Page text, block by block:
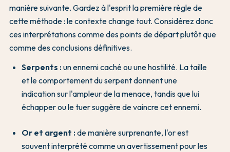
manière suivante. Gardez à l'esprit la première règle de
cette méthode : le contexte change tout. Considérez donc
ces interprétations comme des points de départ plutôt que
comme des conclusions définitives.
Serpents :un ennemi caché ou une hostilité. La taille
et le comportement du serpent donnent une
indication sur l'ampleur de la menace, tandis que lui
échapper ou le tuer suggère de vaincre cet ennemi.
Or et argent :de manière surprenante, l'or est
souvent interprété comme un avertissement pour les